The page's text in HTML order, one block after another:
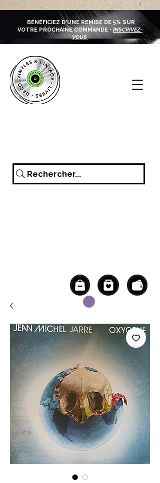
BÉNÉFICIEZ D'UNE REMISE DE 5% SUR
VOTRE PROCHAINE COMMANDE • INSCRIVEZ-
VOUS
Rechercher...